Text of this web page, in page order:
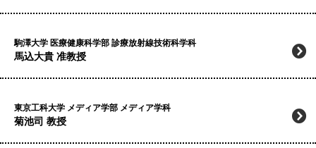
駒澤大学 医療健康科学部 診療放射線技術科学科
馬込大貴 准教授
東京工科大学 メディア学部 メディア学科
菊池司 教授